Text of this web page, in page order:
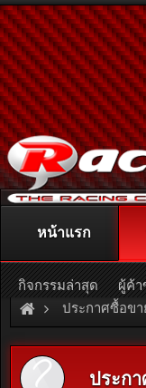
ติดต่อลงโฆษณา
หรืออ่า
ประกาศซื้อขา
ประกา
หน้าแรก
กิจกรรมล่าสุด ผู้ค้า